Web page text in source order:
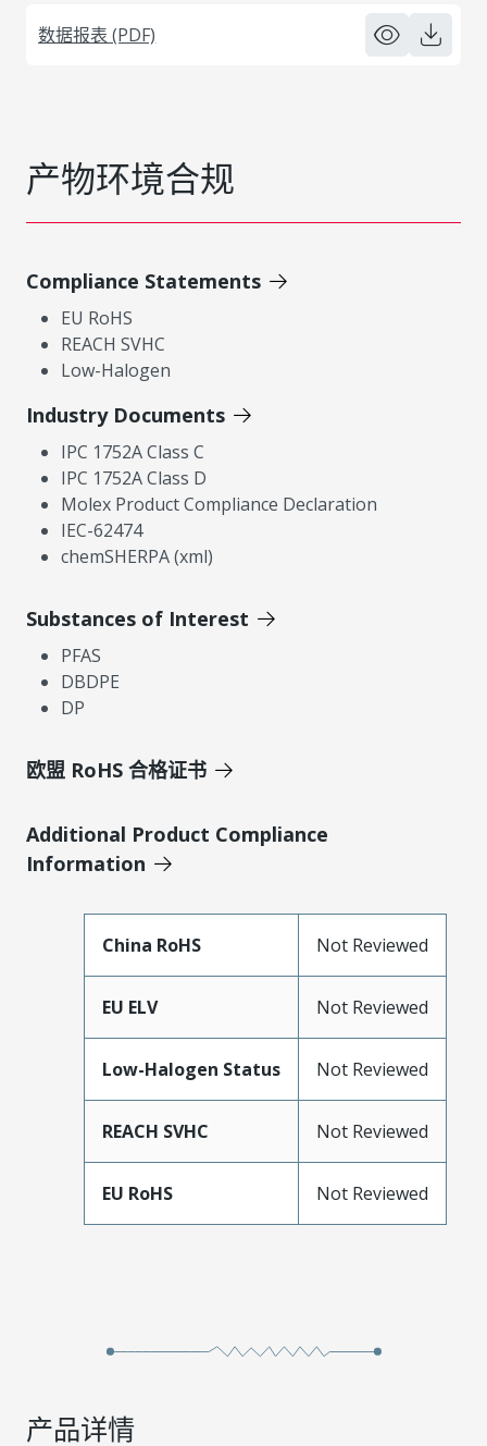
数据报表 (PDF)
产物环境合规
Compliance Statements
EU RoHS
REACH SVHC
Low-Halogen
Industry Documents
IPC 1752A Class C
IPC 1752A Class D
Molex Product Compliance Declaration
IEC-62474
chemSHERPA (xml)
Substances of Interest
PFAS
DBDPE
DP
欧盟 RoHS 合格证书
Additional Product Compliance
Information
China RoHS Not Reviewed
EU ELV Not Reviewed
Low-Halogen Status Not Reviewed
REACH SVHC Not Reviewed
EU RoHS Not Reviewed
产品详情